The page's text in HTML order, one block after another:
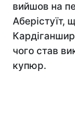
вийшов на
Аберістуїт,
Кардіганшир
чого став
купюр.